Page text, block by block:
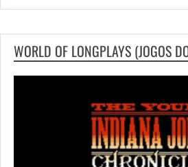
WORLD OF LONGPLAYS (JOGOS